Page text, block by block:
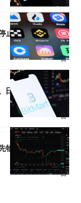
止──OKXやバイビ
日本人利用者も対
物を生んだ11年に